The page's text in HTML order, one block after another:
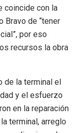
coincide con la
Bravo de “tener
por eso
recursos la obra
de la terminal el
y el esfuerzo
en la reparación
terminal, arreglo